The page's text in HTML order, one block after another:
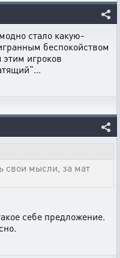
стало какую-
беспокойством
игроков
свои мысли, за мат
себе предложение.